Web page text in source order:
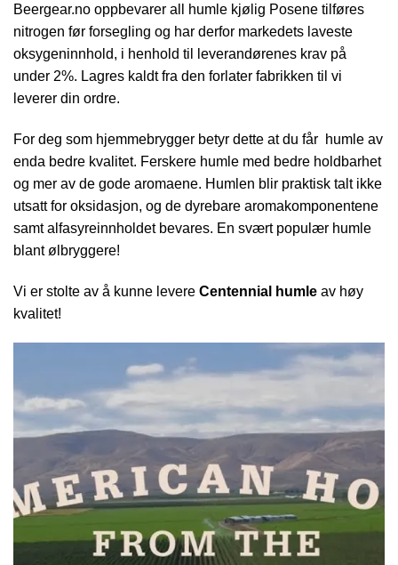
Beergear.no oppbevarer all humle kjølig Posene tilføres
nitrogen før forsegling og har derfor markedets laveste
oksygeninnhold, i henhold til leverandørenes krav på
under 2%. Lagres kaldt fra den forlater fabrikken til vi
leverer din ordre.
For deg som hjemmebrygger betyr dette at du får humle av
enda bedre kvalitet. Ferskere humle med bedre holdbarhet
og mer av de gode aromaene. Humlen blir praktisk talt ikke
utsatt for oksidasjon, og de dyrebare aromakomponentene
samt alfasyreinnholdet bevares. En svært populær humle
blant ølbryggere!
Vi er stolte av å kunne levere Centennial humle av høy
kvalitet!